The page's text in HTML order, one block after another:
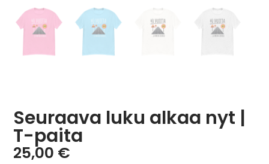
Seuraava luku alkaa nyt |
T-paita
25,00 €